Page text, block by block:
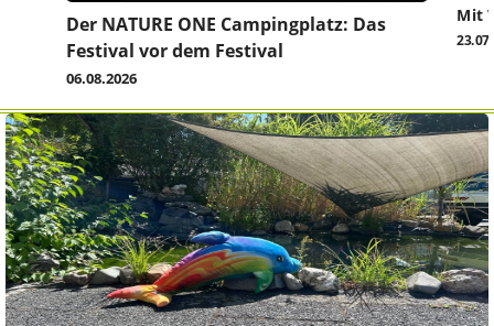
Der NATURE ONE Campingplatz: Das
Festival vor dem Festival
06.08.2026
Mit